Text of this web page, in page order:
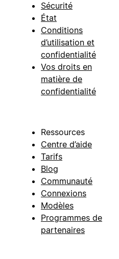
Sécurité
État
Conditions
d’utilisation et
confidentialité
Vos droits en
matière de
confidentialité
Ressources
Centre d’aide
Tarifs
Blog
Communauté
Connexions
Modèles
Programmes de
partenaires